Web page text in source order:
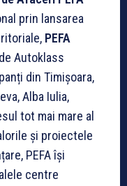
prin lansarea
PEFA
Autoklass
din Timișoara,
Alba Iulia,
tot mai mare al
și proiectele
PEFA își
centre